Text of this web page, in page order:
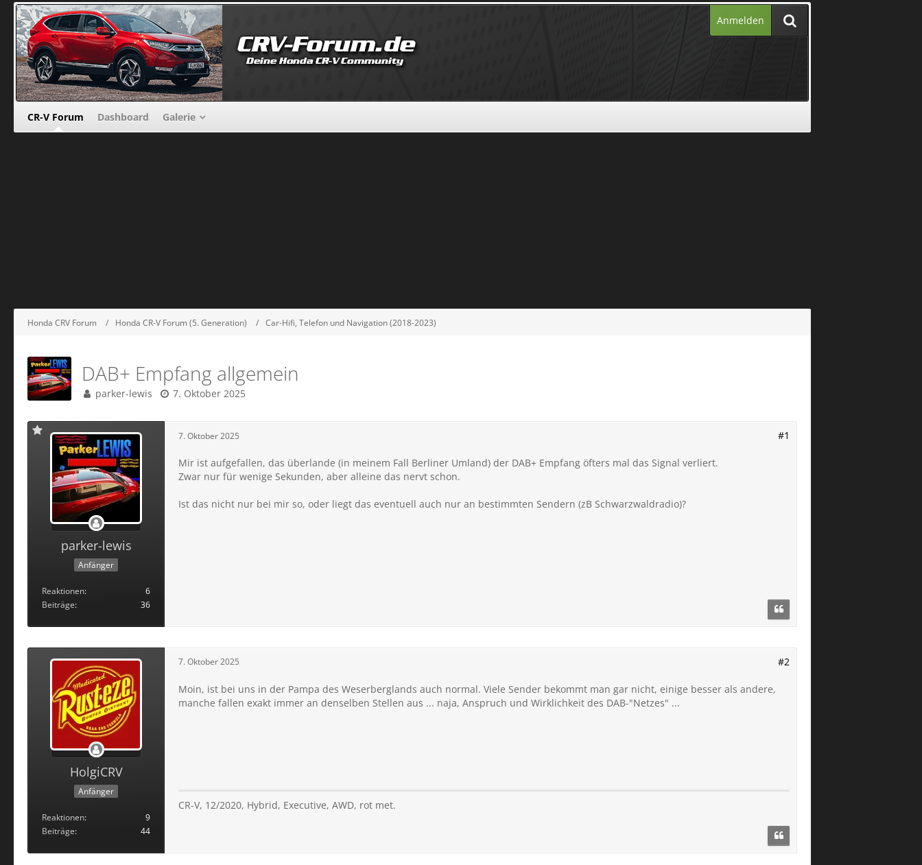
Anmelden
CR-V Forum Dashboard Galerie
Honda CRV Forum Honda CR-V Forum (5. Generation) Car-Hifi, Telefon und Navigation (2018-2023)
DAB+ Empfang allgemein
parker-lewis 7. Oktober 2025
parker-lewis
Anfänger
Reaktionen
6
Beiträge
36
7. Oktober 2025 #1
Mir ist aufgefallen, das überlande (in meinem Fall Berliner Umland) der DAB+ Empfang öfters mal das Signal verliert.
Zwar nur für wenige Sekunden, aber alleine das nervt schon.
Ist das nicht nur bei mir so, oder liegt das eventuell auch nur an bestimmten Sendern (zB Schwarzwaldradio)?
HolgiCRV
Anfänger
Reaktionen
9
Beiträge
44
7. Oktober 2025 #2
Moin, ist bei uns in der Pampa des Weserberglands auch normal. Viele Sender bekommt man gar nicht, einige besser als andere,
manche fallen exakt immer an denselben Stellen aus ... naja, Anspruch und Wirklichkeit des DAB-"Netzes" ...
CR-V, 12/2020, Hybrid, Executive, AWD, rot met.